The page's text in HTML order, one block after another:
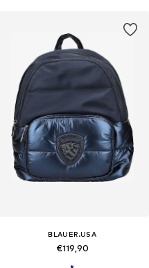
BLAUER.USA
€119,90